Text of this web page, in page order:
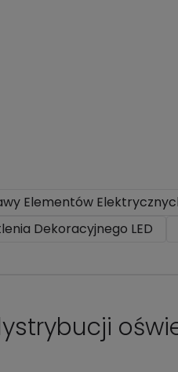
Elementów
Dekoracyjnego LED